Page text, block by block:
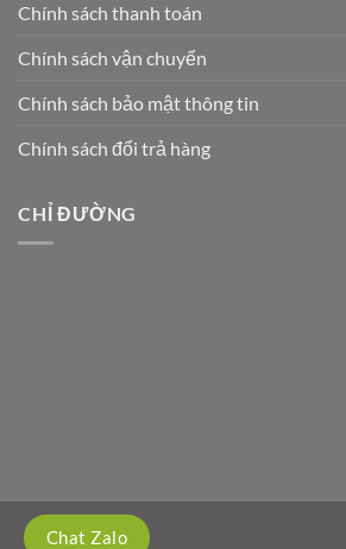
Chính sách thanh toán
Chính sách vận chuyển
Chính sách bảo mật thông tin
Chính sách đổi trả hàng
CHỈ ĐƯỜNG
Chat Zalo